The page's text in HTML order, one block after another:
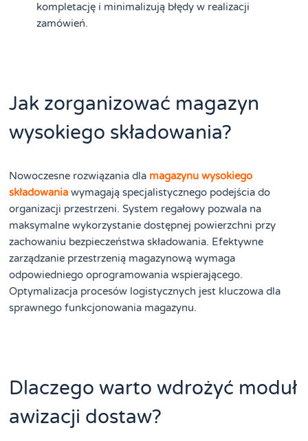
kompletację i minimalizują błędy w realizacji
zamówień.
Jak zorganizować magazyn
wysokiego składowania?
Nowoczesne rozwiązania dla magazynu wysokiego
składowania wymagają specjalistycznego podejścia do
organizacji przestrzeni. System regałowy pozwala na
maksymalne wykorzystanie dostępnej powierzchni przy
zachowaniu bezpieczeństwa składowania. Efektywne
zarządzanie przestrzenią magazynową wymaga
odpowiedniego oprogramowania wspierającego.
Optymalizacja procesów logistycznych jest kluczowa dla
sprawnego funkcjonowania magazynu.
Dlaczego warto wdrożyć moduł
awizacji dostaw?